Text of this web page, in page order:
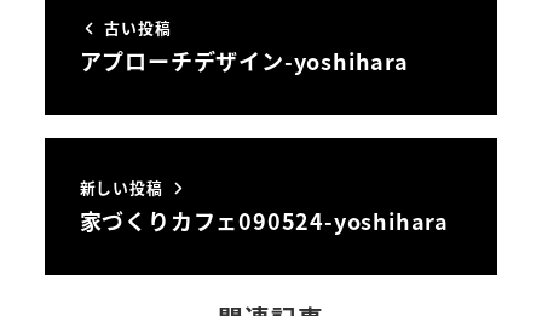
古い投稿
アプローチデザイン-yoshihara
新しい投稿
家づくりカフェ090524-yoshihara